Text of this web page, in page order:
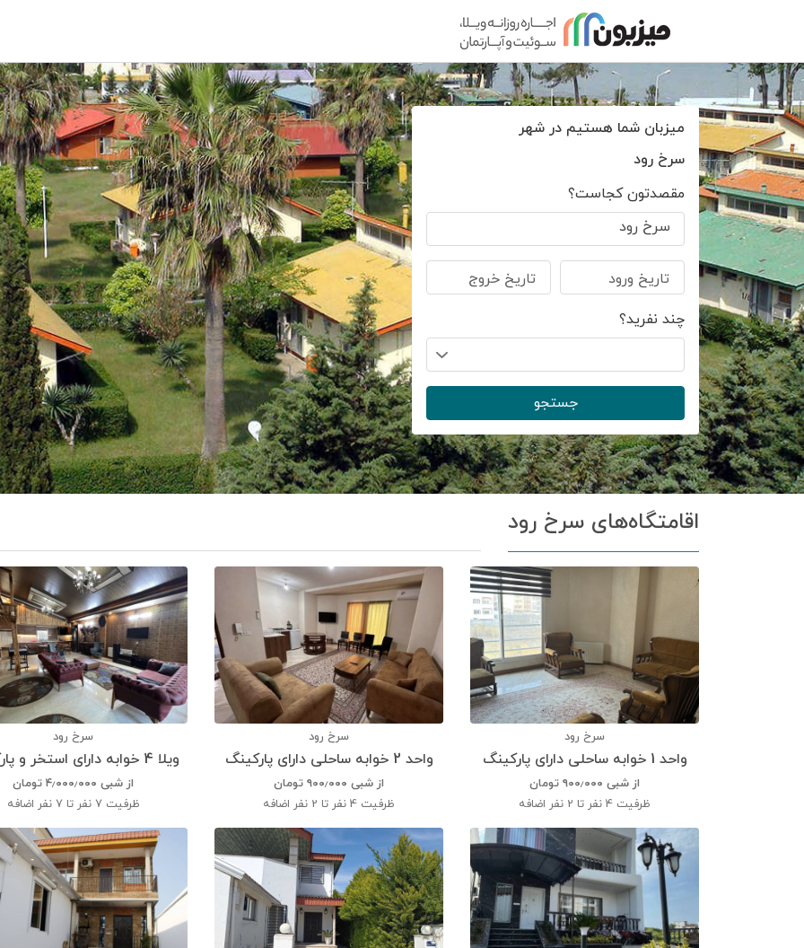
میزبان شما هستیم در شهر
سرخ رود
مقصدتون کجاست؟
سرخ رود
تاریخ ورود تاریخ خروج
چند نفرید؟
جستجو
اقامتگاه‌های سرخ رود
سرخ رود
واحد 1 خوابه ساحلی دارای پارکینگ
از شبی ۹۰۰٫۰۰۰ تومان
ظرفیت 4 نفر تا 2 نفر اضافه
سرخ رود
واحد 2 خوابه ساحلی دارای پارکینگ
از شبی ۹۰۰٫۰۰۰ تومان
ظرفیت 4 نفر تا 2 نفر اضافه
سرخ رود
ویلا 4 خوابه دارای استخر و پارکینگ
از شبی ۴٫۰۰۰٫۰۰۰ تومان
ظرفیت 7 نفر تا 7 نفر اضافه